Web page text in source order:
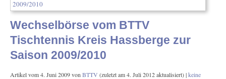
Wechselbörse vom BTTV
Tischtennis Kreis Hassberge zur
Saison 2009/2010
Artikel vom4. Juni 2009von BTTV (zuletzt am4. Juli 2012aktualisiert) |keine